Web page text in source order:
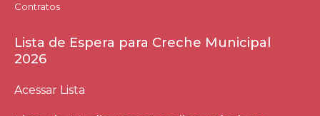
Contratos
Lista de Espera para Creche Municipal
2026
Acessar Lista